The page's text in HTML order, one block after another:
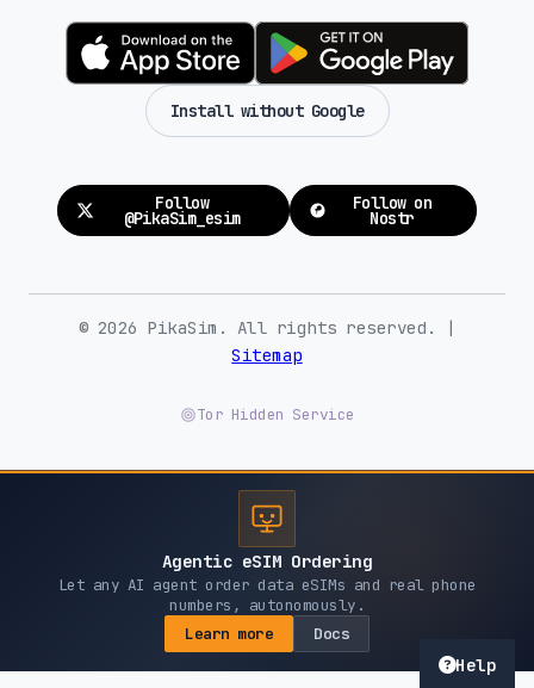
Help
Install without Google
Follow
@PikaSim_esim
Follow on
Nostr
© 2026 PikaSim. All rights reserved. |
Sitemap
Tor Hidden Service
Agentic eSIM Ordering
Let any AI agent order data eSIMs and real phone
numbers, autonomously.
Learn more
Docs